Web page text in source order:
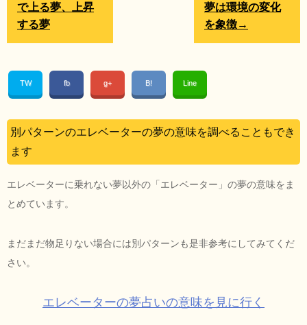
夢は環境の変化
を象徴→
で上る夢、上昇
する夢
TW fb g+ B! Line
別パターンのエレベーターの夢の意味を調べることもでき
ます
エレベーターに乗れない夢以外の「エレベーター」の夢の意味をま
とめています。
まだまだ物足りない場合には別パターンも是非参考にしてみてくだ
さい。
エレベーターの夢占いの意味を見に行く